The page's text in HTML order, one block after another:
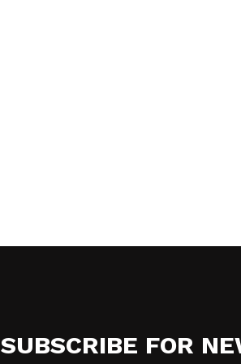
SUBSCRIBE FOR